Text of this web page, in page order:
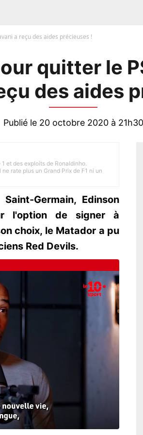
a reçu des aides précieuses !
quitter le
des aides
Publié le 20 octobre 2020 à 21h30
et des exploits de Ronaldinho.
rate plus un Grand Prix de F1 ni un
Germain, Edinson
l'option de signer à
choix, le Matador a pu
Red Devils.